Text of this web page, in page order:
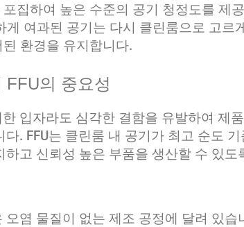
집하여 높은 수준의 공기 청정도를 제
게 여과된 공기는 다시 클린룸으로 고르
환경을 유지합니다.
FFU의 중요성
입자라도 심각한 결함을 유발하여 제
. FFU는 클린룸 내 공기가 최고 순도
하고 신뢰성 높은 부품을 생산할 수 있도
염 물질이 없는 제조 공정에 달려 있습